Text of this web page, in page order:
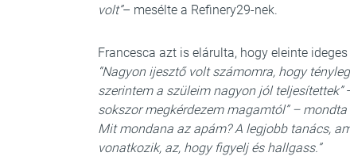
volt”– mesélte a Refinery29-nek.
Francesca azt is elárulta, hogy eleinte
“Nagyon ijesztő volt számomra, hogy
szerintem a szüleim nagyon jól teljesítettek”
sokszor megkérdezem magamtól” –
Mit mondana az apám? A legjobb tanács,
vonatkozik, az, hogy figyelj és hallgass.”